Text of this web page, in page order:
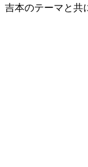
吉本のテーマと共